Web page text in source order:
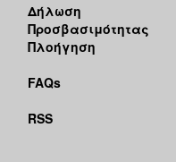
Δήλωση
Προσβασιμότητας
Πλοήγηση
FAQs
RSS